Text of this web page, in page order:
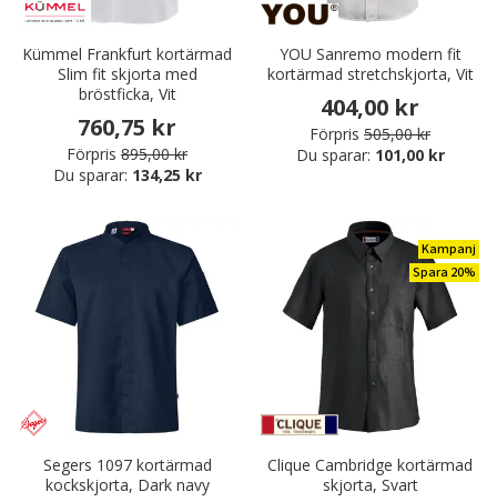
Kümmel Frankfurt kortärmad
Slim fit skjorta med
bröstficka, Vit
760,75 kr
Förpris 895,00 kr
Du sparar: 134,25 kr
YOU Sanremo modern fit
kortärmad stretchskjorta, Vit
404,00 kr
Förpris 505,00 kr
Du sparar: 101,00 kr
Segers 1097 kortärmad
kockskjorta, Dark navy
Kampanj
Spara 20%
Clique Cambridge kortärmad
skjorta, Svart